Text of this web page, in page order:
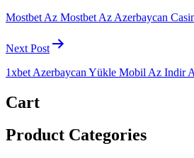
Mostbet Az Mostbet Az Azerbaycan
Next Post
1xbet Azerbaycan Yükle Mobil Az Indir
Cart
Product Categories